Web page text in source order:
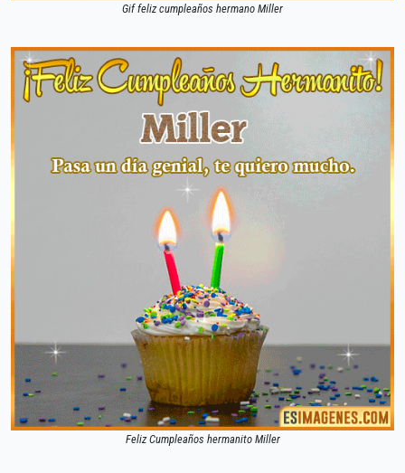
Gif feliz cumpleaños hermano Miller
Feliz Cumpleaños hermanito Miller